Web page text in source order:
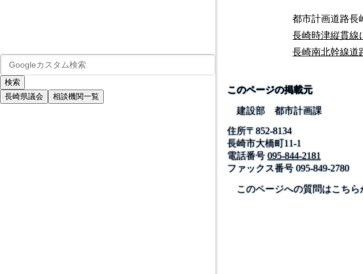
長崎県議会 相談機関一覧
都市計画道路長
長崎時津縦貫線
長崎南北幹線道
このページの掲載元
建設部 都市計画課
住所〒852-8134
長崎市大橋町11-1
電話番号 095-844-2181
ファックス番号095-849-2780
このページへの質問はこちら
公式SNS
このサイトにつ
長崎県庁